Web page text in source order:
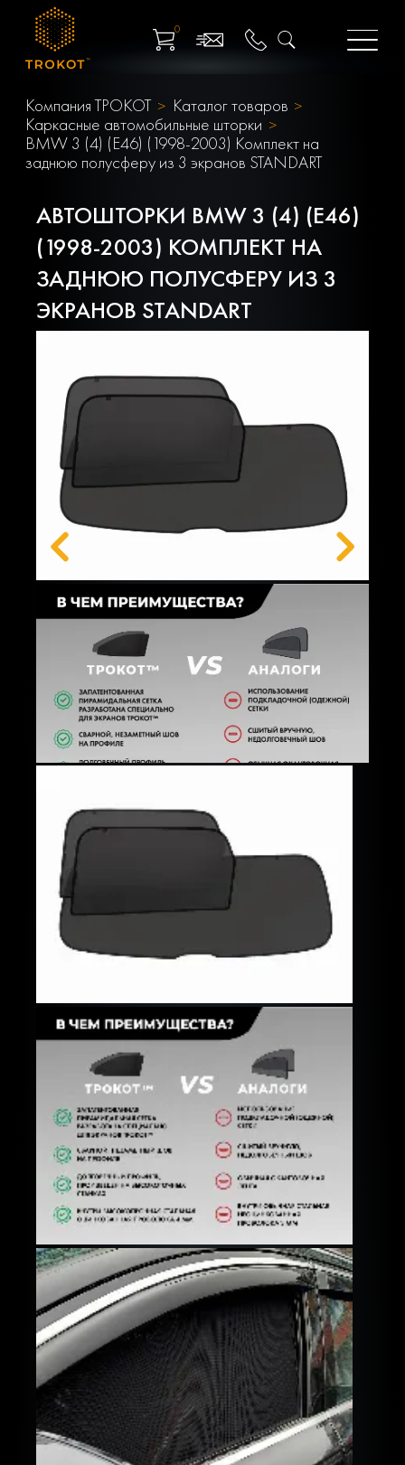
0
Компания ТРОКОТ
Каталог товаров
Каркасные автомобильные шторки
BMW 3 (4) (E46) (1998-2003) Комплект на
заднюю полусферу из 3 экранов STANDART
АВТОШТОРКИ BMW 3 (4) (E46)
(1998-2003) КОМПЛЕКТ НА
ЗАДНЮЮ ПОЛУСФЕРУ ИЗ 3
ЭКРАНОВ STANDART